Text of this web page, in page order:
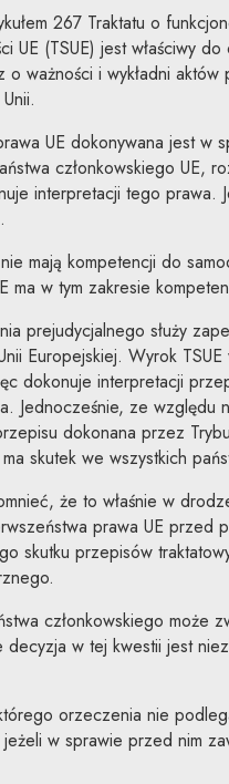
267 Traktatu o
UE (TSUE) jest właściwy
o ważności i wykładni
UE dokonywana jest w
członkowskiego UE,
interpretacji tego prawa.
mają kompetencji do
ma w tym zakresie
prejudycjalnego służy
Europejskiej. Wyrok
dokonuje interpretacji
Jednocześnie, ze względu
dokonana przez
skutek we wszystkich
że to właśnie w
prawa UE przed
skutku przepisów
członkowskiego może
decyzja w tej kwestii jest
orzeczenia nie
w sprawie przed nim